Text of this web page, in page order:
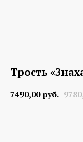
Трость
7490,00руб.